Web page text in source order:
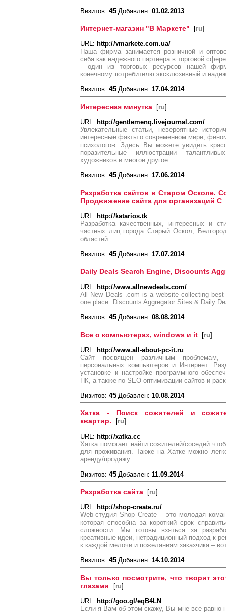
Визитов: 45 Добавлен: 01.02.2013
Интернет-магазин "В Маркете" [ru]
URL: http://vmarkete.com.ua/
Наша фирма занимается розничной и
себя как надежного партнера в торговой
- один из торговых ресурсов нашей
конечному потребителю эксклюзивный и
Визитов: 45 Добавлен: 17.04.2014
Интересная минутка [ru]
URL: http://gentlemenq.livejournal.com/
Увлекательные статьи, невероятные
интересные факты о современном мире,
психологов. Здесь Вы можете увидеть
поразительные иллюстрации
художников и многое другое.
Визитов: 45 Добавлен: 17.06.2014
Разработка сайтов в Старом Осколе.
Продвижение сайта для организаций С
URL: http://katarios.tk
Разработка качественных, интересных и
частных лиц города Старый Оскол,
областей
Визитов: 45 Добавлен: 17.07.2014
Daily Deals Search Engine, Discounts
URL: http://www.allnewdeals.com/
All New Deals .com is a website collecting
one place. Discounts Aggregator Sites & Daily
Визитов: 45 Добавлен: 08.08.2014
Все о компьютерах, windows и it [ru]
URL: http://www.all-about-pc-it.ru
Сайт посвящен различным проблемам,
персональных компьютеров и Интернет.
установке и настройке программного
ПК, а также по SEO-оптимизации сайтов и
Визитов: 45 Добавлен: 10.08.2014
Хатка - Поиск сожителей и
квартир. [ru]
URL: http://xatka.cc
Хатка помогает найти сожителей/соседей
для проживания. Также на Хатке можно
аренду/продажу.
Визитов: 45 Добавлен: 11.09.2014
Разработка сайта [ru]
URL: http://shop-create.ru/
Web-студия Shop Create – это молодая
которая способна за короткий срок
сложности. Мы готовы взяться за
креативные идеи, нетрадиционный подход к
к каждой мелочи и пожеланиям заказчика –
Визитов: 45 Добавлен: 14.10.2014
Вы только посмотрите, что творит
глазами [ru]
URL: http://goo.gl/eqB4LN
Если я Вам об этом скажу, Вы мне все равно